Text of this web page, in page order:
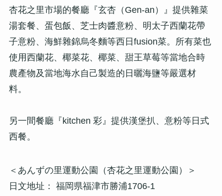
杏花之里市場的餐廳『玄杏（Gen-an）』提供雜菜
湯套餐、蛋包飯、芝士肉醬意粉、明太子西蘭花帶
子意粉、海鮮雜錦烏冬麵等西日fusion菜。所有菜也
使用西蘭花、椰菜花、椰菜、甜王草莓等當地合時
農產物及當地海水自己製造的日曬海鹽等嚴選材
料。
另一間餐廳『kitchen 彩』提供漢堡扒、意粉等日式
西餐。
＜あんずの里運動公園（杏花之里運動公園）＞
日文地址： 福岡県福津市勝浦1706-1